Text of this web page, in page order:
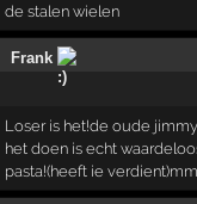
de stalen wielen
Frank
Loser is het!de oude
het doen is echt
pasta!(heeft ie